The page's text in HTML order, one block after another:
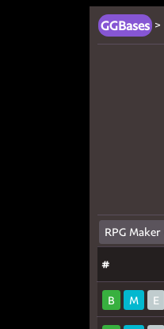
GGBases>
RPG
#
B M E